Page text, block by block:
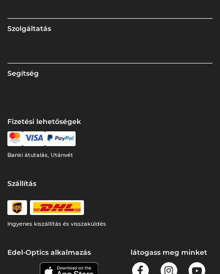
Szolgáltatás
Segítség
Fizetési lehetőségek
Banki átutalás, Utánvét
Szállítás
Ingyenes kiszállítás és visszaküldés
Edel-Optics alkalmazás látogass meg minket